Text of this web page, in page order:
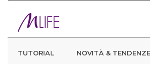
TUTORIAL NOVITÀ & TENDENZE